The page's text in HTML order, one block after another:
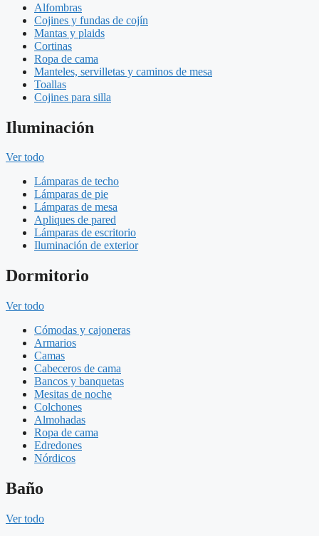
Alfombras
Cojines y fundas de cojín
Mantas y plaids
Cortinas
Ropa de cama
Manteles, servilletas y caminos de mesa
Toallas
Cojines para silla
Iluminación
Ver todo
Lámparas de techo
Lámparas de pie
Lámparas de mesa
Apliques de pared
Lámparas de escritorio
Iluminación de exterior
Dormitorio
Ver todo
Cómodas y cajoneras
Armarios
Camas
Cabeceros de cama
Bancos y banquetas
Mesitas de noche
Colchones
Almohadas
Ropa de cama
Edredones
Nórdicos
Baño
Ver todo